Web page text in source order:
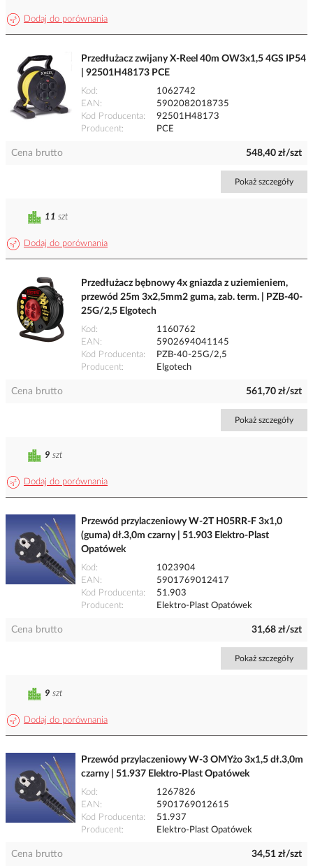
Dodaj do porównania
Przedłużacz zwijany X-Reel 40m OW3x1,5 4GS IP54
| 92501H48173 PCE
Kod
1062742
EAN
5902082018735
Kod Producenta
92501H48173
Producent
PCE
Cena brutto 548,40 zł/szt
Pokaż szczegóły
Dodaj do porównania
11 szt
Przedłużacz bębnowy 4x gniazda z uziemieniem,
przewód 25m 3x2,5mm2 guma, zab. term. | PZB-40-
25G/2,5 Elgotech
Kod
1160762
EAN
5902694041145
Kod Producenta
PZB-40-25G/2,5
Producent
Elgotech
Cena brutto 561,70 zł/szt
Pokaż szczegóły
Dodaj do porównania
9 szt
Przewód przylaczeniowy W-2T H05RR-F 3x1,0
(guma) dł.3,0m czarny | 51.903 Elektro-Plast
Opatówek
Kod
1023904
EAN
5901769012417
Kod Producenta
51.903
Producent
Elektro-Plast Opatówek
Cena brutto 31,68 zł/szt
Pokaż szczegóły
Dodaj do porównania
9 szt
Przewód przylaczeniowy W-3 OMYżo 3x1,5 dł.3,0m
czarny | 51.937 Elektro-Plast Opatówek
Kod
1267826
EAN
5901769012615
Kod Producenta
51.937
Producent
Elektro-Plast Opatówek
Cena brutto 34,51 zł/szt